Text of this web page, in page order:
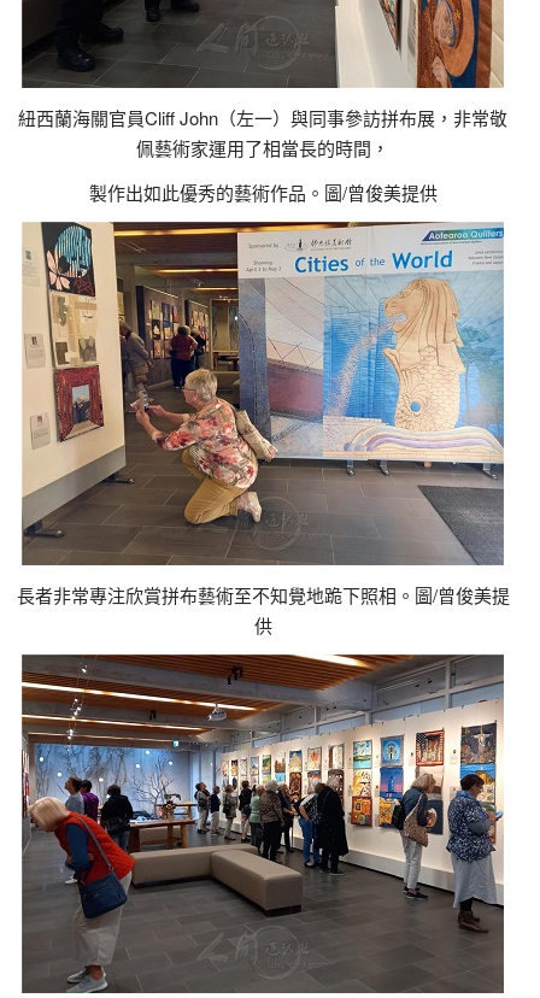
紐西蘭海關官員Cliff John（左一）與同事參訪拼布展，非常敬
佩藝術家運用了相當長的時間，
製作出如此優秀的藝術作品。圖/曾俊美提供
長者非常專注欣賞拼布藝術至不知覺地跪下照相。圖/曾俊美提
供